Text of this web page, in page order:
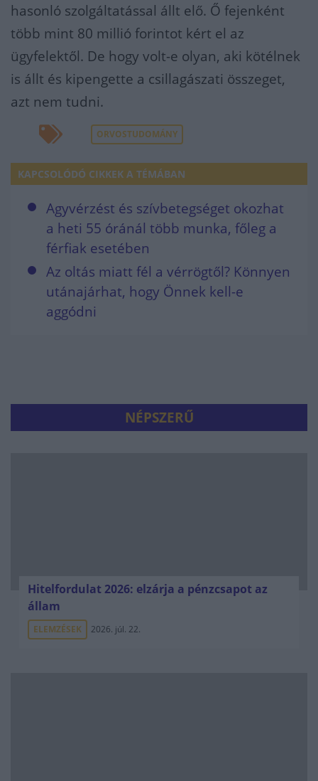
hasonló szolgáltatással állt elő. Ő fejenként
több mint 80 millió forintot kért el az
ügyfelektől. De hogy volt-e olyan, aki kötélnek
is állt és kipengette a csillagászati összeget,
azt nem tudni.
ORVOSTUDOMÁNY
KAPCSOLÓDÓ CIKKEK A TÉMÁBAN
Agyvérzést és szívbetegséget okozhat
a heti 55 óránál több munka, főleg a
férfiak esetében
Az oltás miatt fél a vérrögtől? Könnyen
utánajárhat, hogy Önnek kell-e
aggódni
NÉPSZERŰ
Hitelfordulat 2026: elzárja a pénzcsapot az
állam
ELEMZÉSEK 2026. júl. 22.